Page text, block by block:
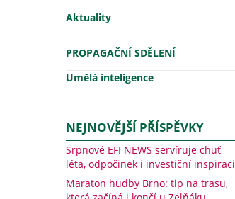
Aktuality
PROPAGAČNÍ SDĚLENÍ
Umělá inteligence
NEJNOVĚJŠÍ PŘÍSPĚVKY
Srpnové EFI NEWS servíruje chuť
léta, odpočinek i investiční inspiraci
Maraton hudby Brno: tip na trasu,